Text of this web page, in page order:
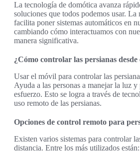
La tecnología de domótica avanza
soluciones que todos podemos usar. La
facilita poner sistemas automáticos en
cambiando cómo interactuamos con
manera significativa.
¿Cómo controlar las persianas desde
Usar el móvil para controlar las
Ayuda a las personas a manejar la luz
esfuerzo. Esto se logra a través de
uso remoto de las persianas.
Opciones de control remoto para
Existen varios sistemas para controlar
distancia. Entre los más utilizados están: